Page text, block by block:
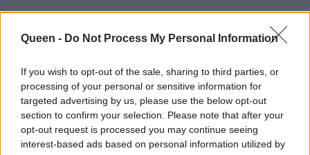
Queen - Do Not Process My Personal Information
If you wish to opt-out of the sale, sharing to third parties, or
processing of your personal or sensitive information for
targeted advertising by us, please use the below opt-out
section to confirm your selection. Please note that after your
opt-out request is processed you may continue seeing
interest-based ads based on personal information utilized by